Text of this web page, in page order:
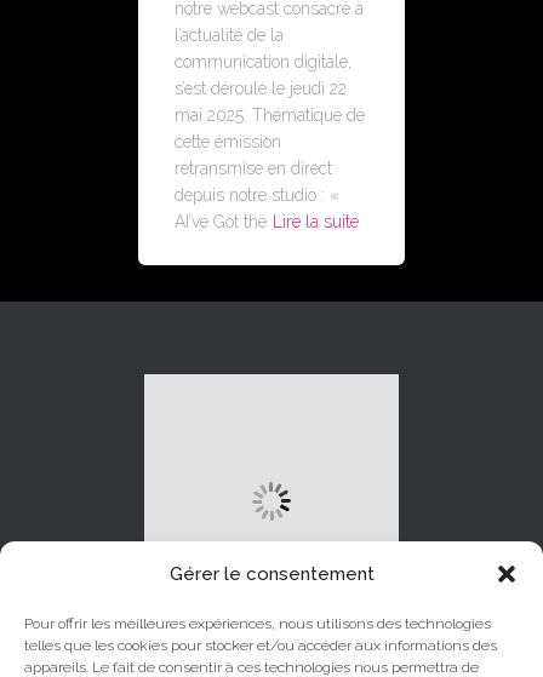
Gérer le consentement
Pour offrir les meilleures expériences, nous utilisons des technologies
telles que les cookies pour stocker et/ou accéder aux informations des
appareils. Le fait de consentir à ces technologies nous permettra de
notre webcast consacré à
l’actualité de la
communication digitale,
s’est déroulé le jeudi 22
mai 2025. Thématique de
cette émission
retransmise en direct
depuis notre studio : «
AI’ve Got the
Lire la suite